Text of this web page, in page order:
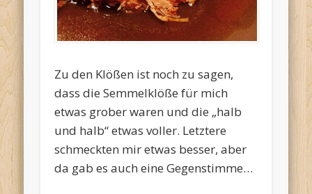
Zu den Klößen ist noch zu sagen,
dass die Semmelklöße für mich
etwas grober waren und die „halb
und halb“ etwas voller. Letztere
schmeckten mir etwas besser, aber
da gab es auch eine Gegenstimme…